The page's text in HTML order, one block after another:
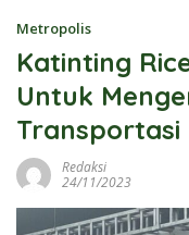
Metropolis
Katinting
Untuk
Transportasi
Redaksi
24/11/2023